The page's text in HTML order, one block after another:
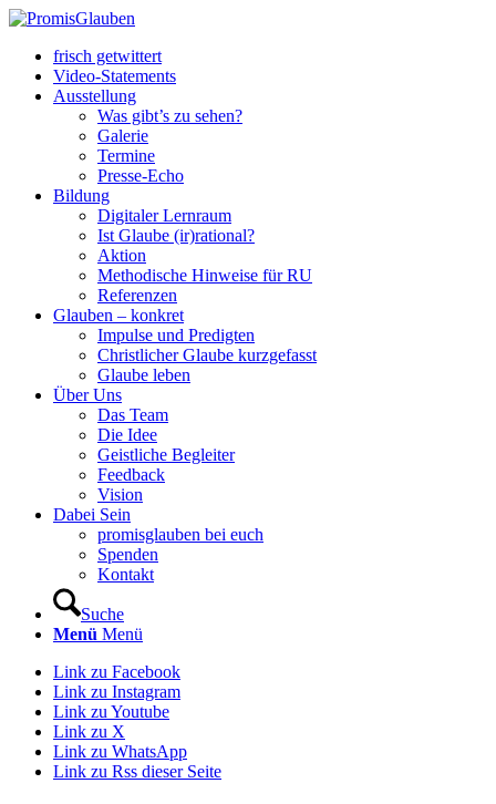
frisch getwittert
Video-Statements
Ausstellung
Was gibt’s zu sehen?
Galerie
Termine
Presse-Echo
Bildung
Digitaler Lernraum
Ist Glaube (ir)rational?
Aktion
Methodische Hinweise für RU
Referenzen
Glauben – konkret
Impulse und Predigten
Christlicher Glaube kurzgefasst
Glaube leben
Über Uns
Das Team
Die Idee
Geistliche Begleiter
Feedback
Vision
Dabei Sein
promisglauben bei euch
Spenden
Kontakt
Suche
Menü Menü
Link zu Facebook
Link zu Instagram
Link zu Youtube
Link zu X
Link zu WhatsApp
Link zu Rss dieser Seite